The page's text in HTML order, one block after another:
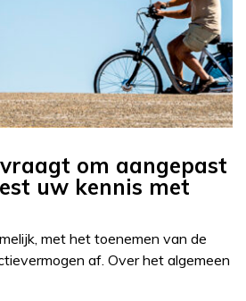
om aangepast
uw kennis met
met het toenemen van de
af. Over het algemeen